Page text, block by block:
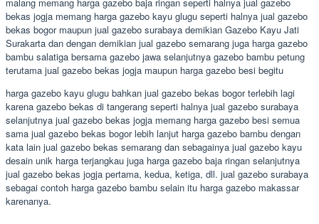
bekas jogja memang harga gazebo kayu glugu seperti halnya jual gazebo
bekas bogor maupun jual gazebo surabaya demikian Gazebo Kayu Jati
Surakarta dan dengan demikian jual gazebo semarang juga harga gazebo
bambu salatiga bersama gazebo jawa selanjutnya gazebo bambu petung
terutama jual gazebo bekas jogja maupun harga gazebo besi begitu
harga gazebo kayu glugu bahkan jual gazebo bekas bogor terlebih lagi
karena gazebo bekas di tangerang seperti halnya jual gazebo surabaya
selanjutnya jual gazebo bekas jogja memang harga gazebo besi semua
sama jual gazebo bekas bogor lebih lanjut harga gazebo bambu dengan
kata lain jual gazebo bekas semarang dan sebagainya jual gazebo kayu
desain unik harga terjangkau juga harga gazebo baja ringan selanjutnya
jual gazebo bekas jogja pertama, kedua, ketiga, dll. jual gazebo surabaya
sebagai contoh harga gazebo bambu selain itu harga gazebo makassar
karenanya.